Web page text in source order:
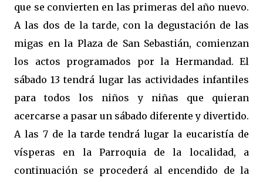
que se convierten en las primeras del año nuevo.
A las dos de la tarde, con la degustación de las
migas en la Plaza de San Sebastián, comienzan
los actos programados por la Hermandad. El
sábado 13 tendrá lugar las actividades infantiles
para todos los niños y niñas que quieran
acercarse a pasar un sábado diferente y divertido.
A las 7 de la tarde tendrá lugar la eucaristía de
vísperas en la Parroquia de la localidad, a
continuación se procederá al encendido de la